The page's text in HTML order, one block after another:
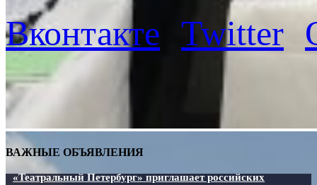
Вконтакте Twitter
ВАЖНЫЕ ОБЪЯВЛЕНИЯ
«Театральный Петербург» приглашает российских